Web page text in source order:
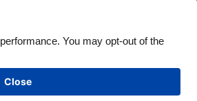
Accessibilité